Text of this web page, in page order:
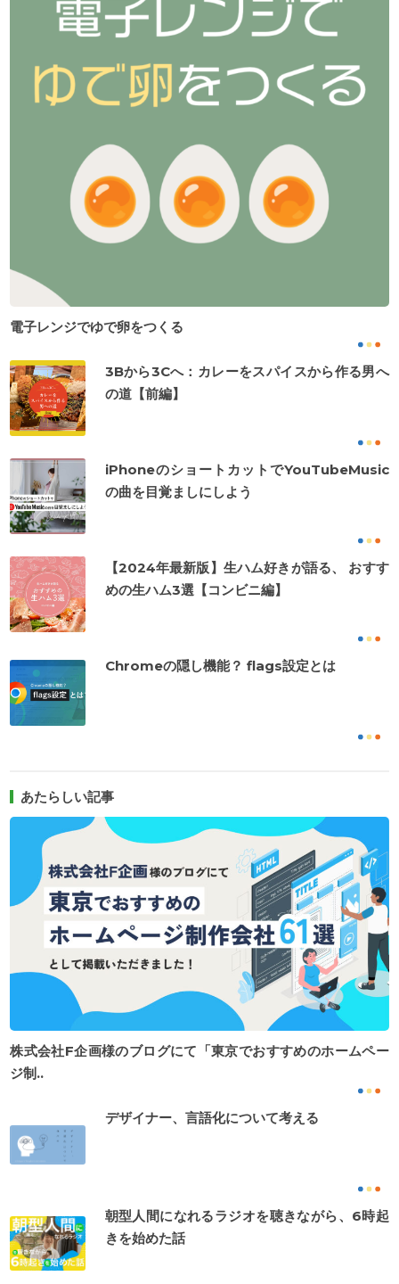
電子レンジでゆで卵をつくる
3Bから3Cへ：カレーをスパイスから作る男へ
の道【前編】
iPhoneのショートカットでYouTubeMusic
の曲を目覚ましにしよう
【2024年最新版】生ハム好きが語る、 おすす
めの生ハム3選【コンビニ編】
Chromeの隠し機能？ flags設定とは
あたらしい記事
株式会社F企画様のブログにて「東京でおすすめのホームペー
ジ制..
デザイナー、言語化について考える
朝型人間になれるラジオを聴きながら、6時起
きを始めた話